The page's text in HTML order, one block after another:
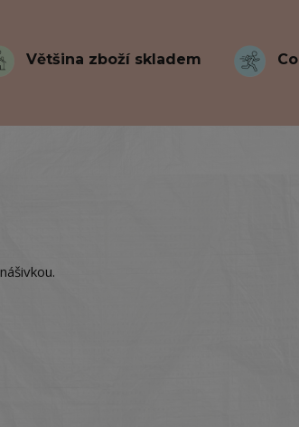
Většina zboží skladem